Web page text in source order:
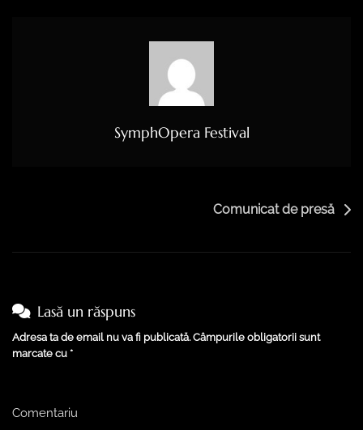
SymphOpera Festival
Comunicat de presă
Lasă un răspuns
Adresa ta de email nu va fi publicată. Câmpurile obligatorii sunt
marcate cu *
Comentariu